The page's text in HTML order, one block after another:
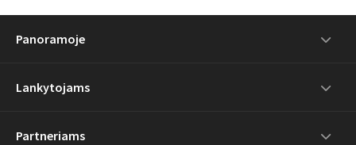
Panoramoje
Lankytojams
Partneriams